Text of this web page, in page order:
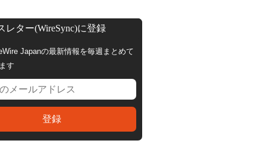
レター(WireSync)に登録
Japanの最新情報を毎週まとめて
す